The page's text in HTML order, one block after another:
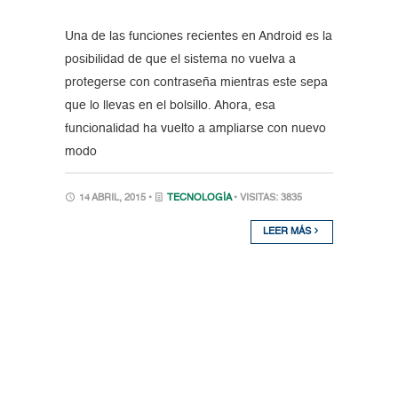
Una de las funciones recientes en Android es la
posibilidad de que el sistema no vuelva a
protegerse con contraseña mientras este sepa
que lo llevas en el bolsillo. Ahora, esa
funcionalidad ha vuelto a ampliarse con nuevo
modo
14 ABRIL, 2015 • TECNOLOGÍA • VISITAS: 3835
LEER MÁS